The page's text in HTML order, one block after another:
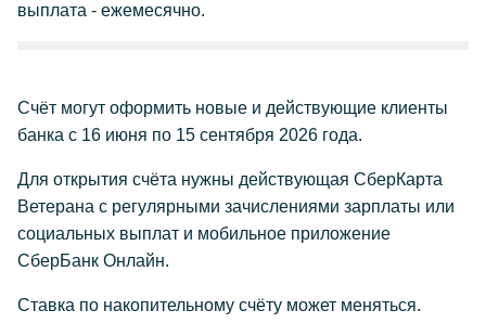
выплата - ежемесячно.
Счёт могут оформить новые и действующие клиенты
банка с 16 июня по 15 сентября 2026 года.
Для открытия счёта нужны действующая СберКарта
Ветерана с регулярными зачислениями зарплаты или
социальных выплат и мобильное приложение
СберБанк Онлайн.
Ставка по накопительному счёту может меняться.